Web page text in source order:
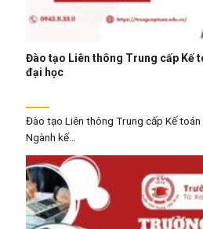
Đào tạo Liên thông Trung cấp Kế
đại học
Đào tạo Liên thông Trung cấp Kế
Ngành kế...